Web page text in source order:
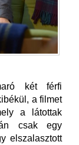
két férfi
a filmet
a látottak
csak egy
elszalasztott